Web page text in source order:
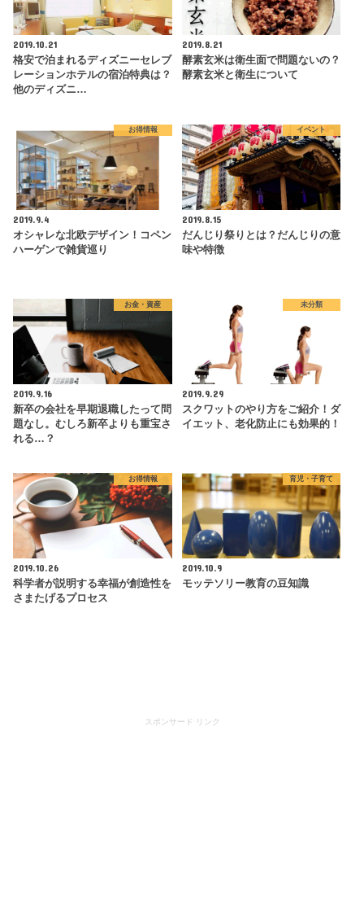
2019.10.21
格安で泊まれるディズニーセレブ
レーションホテルの宿泊特典は？
他のディズニ…
2019.8.21
酵素玄米は衛生面で問題ないの？
酵素玄米と衛生について
お得情報
2019.9.4
オシャレな北欧デザイン！コペン
ハーゲンで雑貨巡り
イベント
2019.8.15
だんじり祭りとは？だんじりの意
味や特徴
お金・資産
2019.9.16
新卒の会社を早期退職したって問
題なし。むしろ新卒よりも重宝さ
れる…？
未分類
2019.9.29
スクワットのやり方をご紹介！ダ
イエット、老化防止にも効果的！
お得情報
2019.10.26
科学者が説明する幸福が創造性を
さまたげるプロセス
育児・子育て
2019.10.9
モッテソリー教育の豆知識
スポンサード リンク